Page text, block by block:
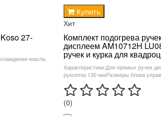
Купить
27-
масла,
Хит
Комплект подогрева
дисплеем AM10712H
ручек и курка для
Характеристики:Для прямых ручек
рукоятки 130 ммРазмеры блока
(0)